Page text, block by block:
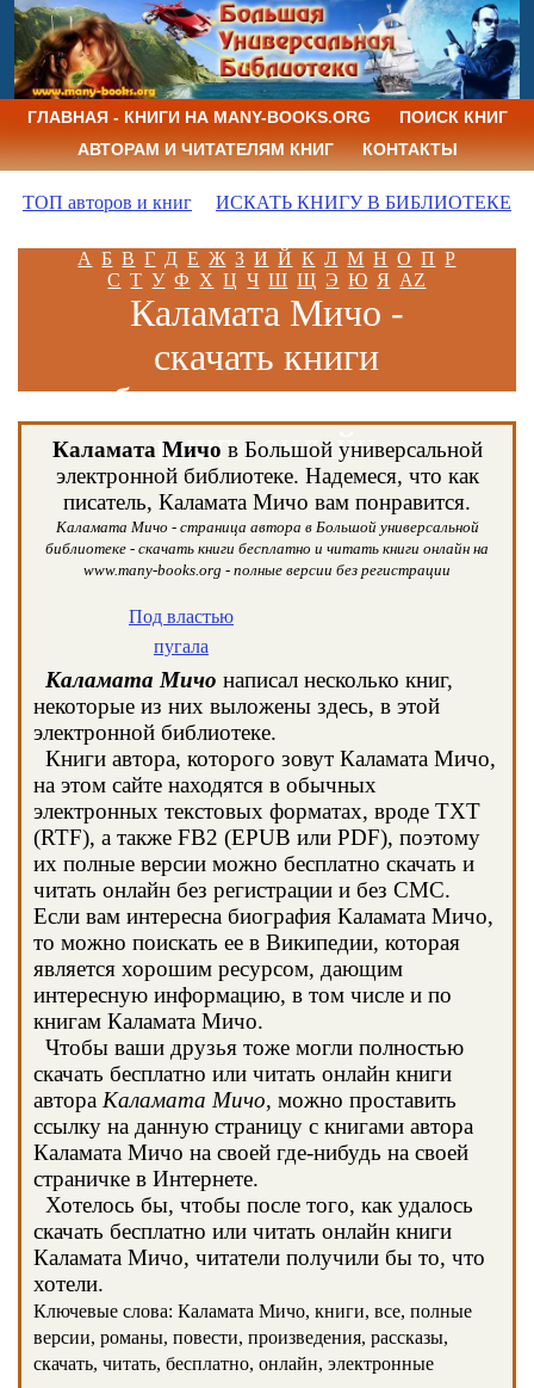
ГЛАВНАЯ - КНИГИ НА MANY-BOOKS.ORG
ПОИСК КНИГ
АВТОРАМ И ЧИТАТЕЛЯМ КНИГ
КОНТАКТЫ
ТОП авторов и книг ИСКАТЬ КНИГУ В БИБЛИОТЕКЕ
А Б В Г Д Е Ж З И Й К Л М Н О П Р
С Т У Ф Х Ц Ч Ш Щ Э Ю Я AZ
Каламата Мичо -
скачать книги
бесплатно и читать
книги онлайн
Каламата Мичо в Большой универсальной
электронной библиотеке. Надемеся, что как
писатель, Каламата Мичо вам понравится.
Каламата Мичо - страница автора в Большой универсальной
библиотеке - скачать книги бесплатно и читать книги онлайн на
www.many-books.org - полные версии без регистрации
Под властью
пугала
Каламата Мичо написал несколько книг,
некоторые из них выложены здесь, в этой
электронной библиотеке.
Книги автора, которого зовут Каламата Мичо,
на этом сайте находятся в обычных
электронных текстовых форматах, вроде TXT
(RTF), а также FB2 (EPUB или PDF), поэтому
их полные версии можно бесплатно скачать и
читать онлайн без регистрации и без СМС.
Если вам интересна биография Каламата Мичо,
то можно поискать ее в Википедии, которая
является хорошим ресурсом, дающим
интересную информацию, в том числе и по
книгам Каламата Мичо.
Чтобы ваши друзья тоже могли полностью
скачать бесплатно или читать онлайн книги
автора Каламата Мичо, можно проставить
ссылку на данную страницу с книгами автора
Каламата Мичо на своей где-нибудь на своей
страничке в Интернете.
Хотелось бы, чтобы после того, как удалось
скачать бесплатно или читать онлайн книги
Каламата Мичо, читатели получили бы то, что
хотели.
Ключевые слова: Каламата Мичо, книги, все, полные
версии, романы, повести, произведения, рассказы,
скачать, читать, бесплатно, онлайн, электронные